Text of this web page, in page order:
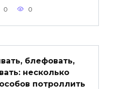
0 0
блефовать,
несколько
потроллить